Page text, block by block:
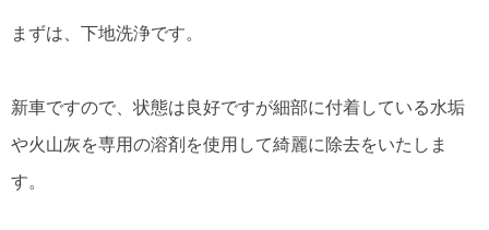
まずは、下地洗浄です。
新車ですので、状態は良好ですが細部に付着している水垢
や火山灰を専用の溶剤を使用して綺麗に除去をいたしま
す。